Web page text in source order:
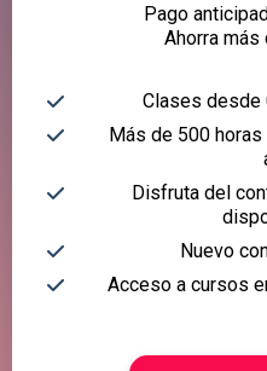
Pago
Ahorra más
Clases desde
Más de 500
Disfruta del
Nuevo
Acceso a cursos